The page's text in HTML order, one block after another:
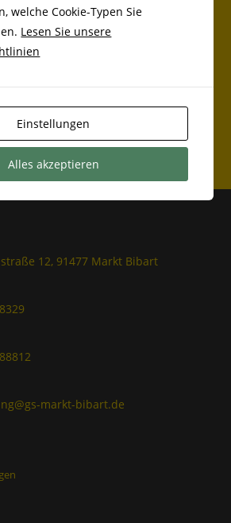
12, 91477 Markt Bibart
markt-bibart.de
welche Cookie-Typen Sie
Lesen Sie unsere
Einstellungen
Alles akzeptieren